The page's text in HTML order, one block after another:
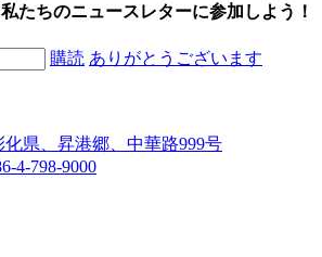
たちのニュースレターに参加しよう！
購読 ありがとうございます
化県、昇港郷、中華路999号
4-798-9000